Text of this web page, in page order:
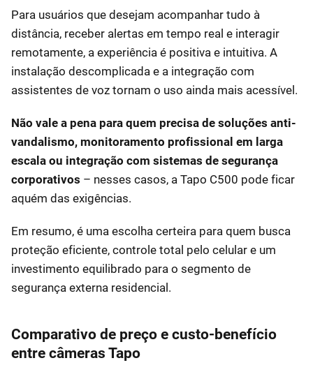
Para usuários que desejam acompanhar tudo à
distância, receber alertas em tempo real e interagir
remotamente, a experiência é positiva e intuitiva. A
instalação descomplicada e a integração com
assistentes de voz tornam o uso ainda mais acessível.
Não vale a pena para quem precisa de soluções anti-
vandalismo, monitoramento profissional em larga
escala ou integração com sistemas de segurança
corporativos – nesses casos, a Tapo C500 pode ficar
aquém das exigências.
Em resumo, é uma escolha certeira para quem busca
proteção eficiente, controle total pelo celular e um
investimento equilibrado para o segmento de
segurança externa residencial.
Comparativo de preço e custo-benefício
entre câmeras Tapo